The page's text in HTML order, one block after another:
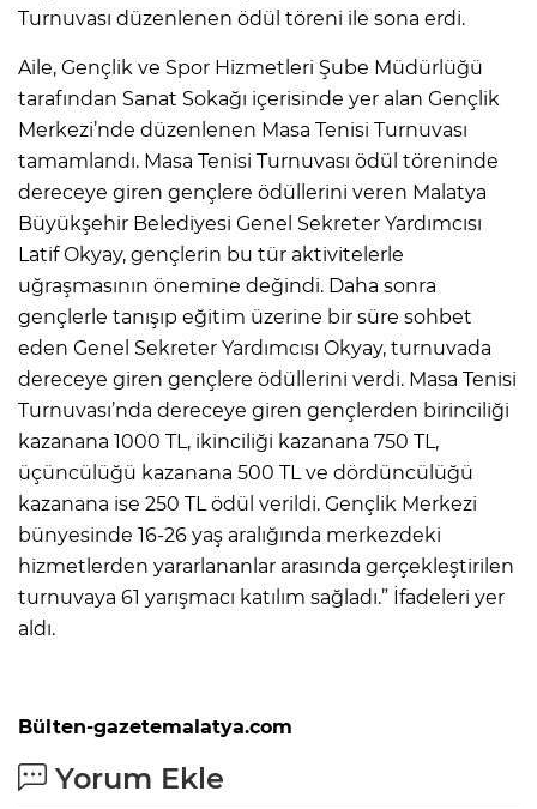
Turnuvası düzenlenen ödül töreni ile sona erdi.
Aile, Gençlik ve Spor Hizmetleri Şube Müdürlüğü
tarafından Sanat Sokağı içerisinde yer alan Gençlik
Merkezi’nde düzenlenen Masa Tenisi Turnuvası
tamamlandı. Masa Tenisi Turnuvası ödül töreninde
dereceye giren gençlere ödüllerini veren Malatya
Büyükşehir Belediyesi Genel Sekreter Yardımcısı
Latif Okyay, gençlerin bu tür aktivitelerle
uğraşmasının önemine değindi. Daha sonra
gençlerle tanışıp eğitim üzerine bir süre sohbet
eden Genel Sekreter Yardımcısı Okyay, turnuvada
dereceye giren gençlere ödüllerini verdi. Masa Tenisi
Turnuvası’nda dereceye giren gençlerden birinciliği
kazanana 1000 TL, ikinciliği kazanana 750 TL,
üçüncülüğü kazanana 500 TL ve dördüncülüğü
kazanana ise 250 TL ödül verildi. Gençlik Merkezi
bünyesinde 16-26 yaş aralığında merkezdeki
hizmetlerden yararlananlar arasında gerçekleştirilen
turnuvaya 61 yarışmacı katılım sağladı.” İfadeleri yer
aldı.
Bülten-gazetemalatya.com
Yorum Ekle